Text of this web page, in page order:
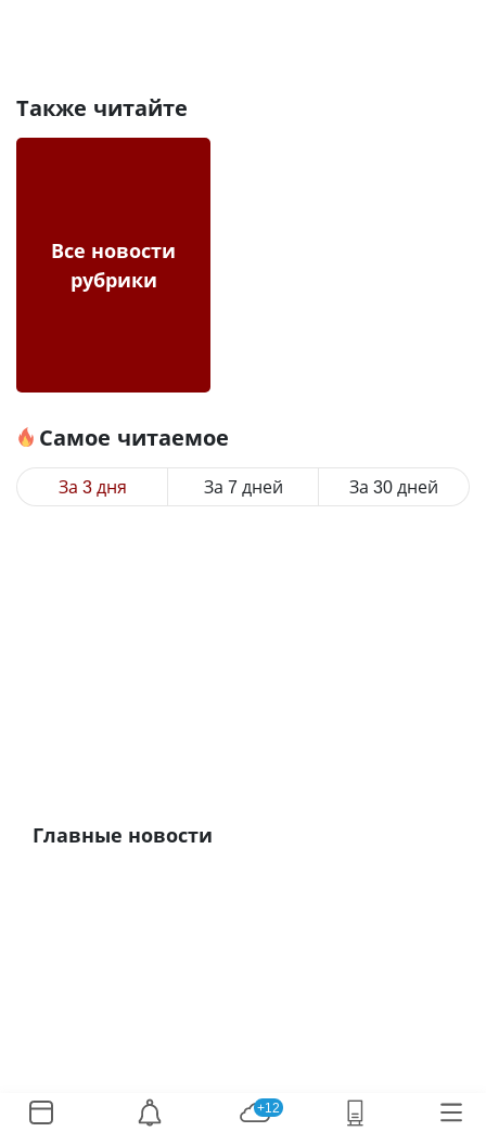
Также читайте
Все новости
рубрики
Самое читаемое
За 3 дня За 7 дней За 30 дней
Главные новости
+12